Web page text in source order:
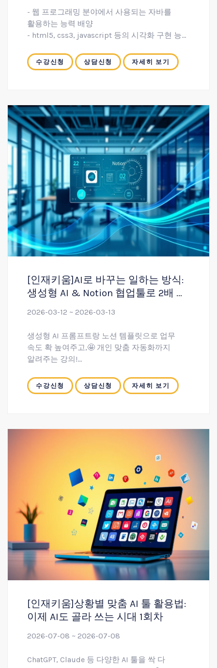
- 웹 프로그래밍 분야에서 사용되는 자바를
활용하는 능력 배양
- html5, css3, javascript 등의 시각화 구현 능력
- 스프링 기반의 프레임워크를 활용하여 백엔드
서비스 개발 능력 학습
파이썬을 활용하는 능력 배양
- IoT 시스템 개발을 위한 하드웨어를 이해하고
센서를 활용하는 능력 배양
- 무선 IoT 센서를 활용한 데이터베이스 시스템
개발 능력 함양
수강신청 상담신청 자세히 보기
[인재키움]AI로 바꾸는 일하는 방식:
생성형 AI & Notion 협업툴로 2배 더
2026-03-12 ~ 2026-03-13
생성형 AI 프롬프트랑 노션 템플릿으로 업무
속도 확 높여주고,🤩 개인 맞춤 자동화까지
알려주는 강의!
AI+노션으로 쉽게 해내고, 소기업/스타트업에
딱 맞는 저비용 고효율 업무 혁신법을 배울 수
수강신청 상담신청 자세히 보기
[인재키움]상황별 맞춤 AI 툴 활용법:
이제 AI도 골라 쓰는 시대 1회차
2026-07-08 ~ 2026-07-08
ChatGPT, Claude 등 다양한 AI 툴을 싹 다